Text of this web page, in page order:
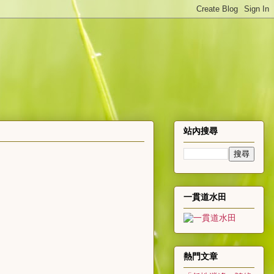
站內搜尋
一貫道水田
熱門文章